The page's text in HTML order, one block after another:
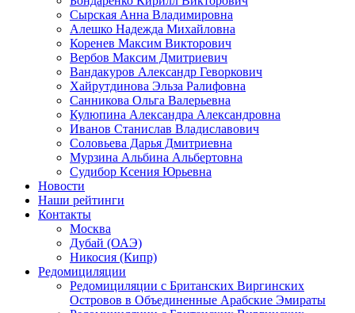
Сырская Анна Владимировна
Алешко Надежда Михайловна
Коренев Максим Викторович
Вербов Максим Дмитриевич
Вандакуров Александр Геворкович
Хайрутдинова Эльза Ралифовна
Санникова Ольга Валерьевна
Кулюпина Александра Александровна
Иванов Станислав Владиславович
Соловьева Дарья Дмитриевна
Мурзина Альбина Альбертовна
Судибор Ксения Юрьевна
Новости
Наши рейтинги
Контакты
Москва
Дубай (ОАЭ)
Никосия (Кипр)
Редомициляции
Редомициляции с Британских Виргинских
Островов в Объединенные Арабские Эмираты